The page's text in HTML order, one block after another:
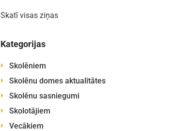
Skatī visas ziņas
Kategorijas
Skolēniem
Skolēnu domes aktualitātes
Skolēnu sasniegumi
Skolotājiem
Vecākiem